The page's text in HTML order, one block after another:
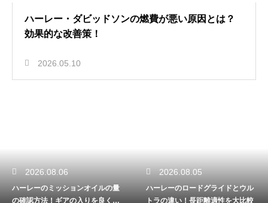
ハーレー・ダビッドソンの燃費が悪い原因とは？
効果的な改善策！
2026.05.10
2026.08.06
ハーレーのミッションオイルの量
の確認方法！ギアの入りを良くす
2026.08.05
ハーレーのロードグライドとウル
トラの違い！長距離適性を大比較